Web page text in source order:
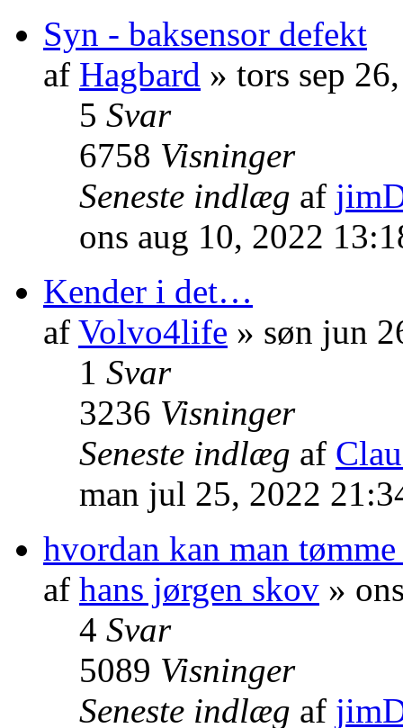
Syn - baksensor defekt
af Hagbard » tors sep
5 Svar
6758 Visninger
Seneste indlæg af
ons aug 10, 2022
Kender i det…
af Volvo4life » søn jun
1 Svar
3236 Visninger
Seneste indlæg af
man jul 25, 2022
hvordan kan man
af hans jørgen skov »
4 Svar
5089 Visninger
Seneste indlæg af